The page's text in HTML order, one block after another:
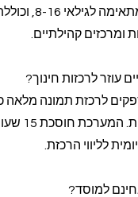
עם
ומרכזים קהילתיים.
עוזר לרכזות חינוך?
לרכזת תמונה מלאה
משתתף,
לליווי הרכזת.
למוסד?